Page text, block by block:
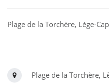
Plage de la Torchère, Lège-
Plage de la Torchère,